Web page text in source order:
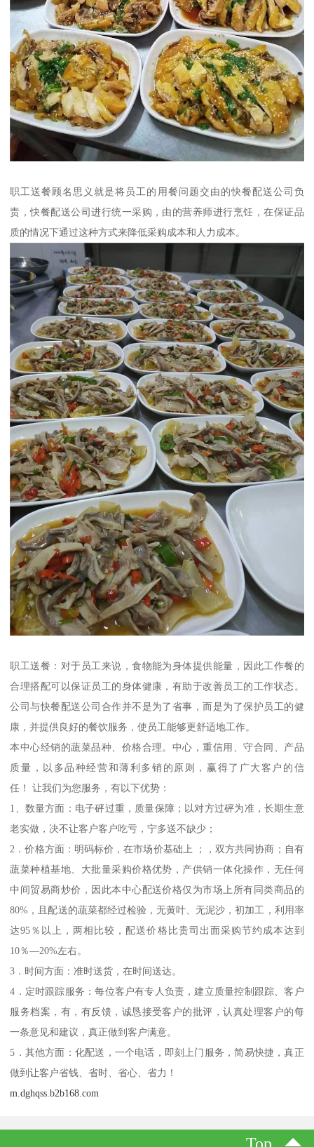
职工送餐顾名思义就是将员工的用餐问题交由的快餐配送公司负
责，快餐配送公司进行统一采购，由的营养师进行烹饪，在保证品
质的情况下通过这种方式来降低采购成本和人力成本。
职工送餐：对于员工来说，食物能为身体提供能量，因此工作餐的
合理搭配可以保证员工的身体健康，有助于改善员工的工作状态。
公司与快餐配送公司合作并不是为了省事，而是为了保护员工的健
康，并提供良好的餐饮服务，使员工能够更舒适地工作。
本中心经销的蔬菜品种、价格合理。中心，重信用、守合同、产品
质量，以多品种经营和薄利多销的原则，赢得了广大客户的信
任！ 让我们为您服务，有以下优势：
1、数量方面：电子砰过重，质量保障；以对方过砰为准，长期生意
老实做，决不让客户客户吃亏，宁多送不缺少；
2．价格方面：明码标价，在市场价基础上 ；，双方共同协商；自有
蔬菜种植基地、大批量采购价格优势，产供销一体化操作，无任何
中间贸易商炒价，因此本中心配送价格仅为市场上所有同类商品的
80%，且配送的蔬菜都经过检验，无黄叶、无泥沙，初加工，利用率
达95％以上，两相比较，配送价格比贵司出面采购节约成本达到
10％—20%左右。
3．时间方面：准时送货，在时间送达。
4．定时跟踪服务：每位客户有专人负责，建立质量控制跟踪、客户
服务档案，有，有反馈，诚恳接受客户的批评，认真处理客户的每
一条意见和建议，真正做到客户满意。
5．其他方面：化配送，一个电话，即刻上门服务，简易快捷，真正
做到让客户省钱、省时、省心、省力！
m.dghqss.b2b168.com